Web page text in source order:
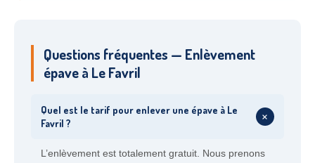
Questions fréquentes — Enlèvement
épave à Le Favril
Quel est le tarif pour enlever une épave à Le
Favril ?
+
L’enlèvement est totalement gratuit. Nous prenons